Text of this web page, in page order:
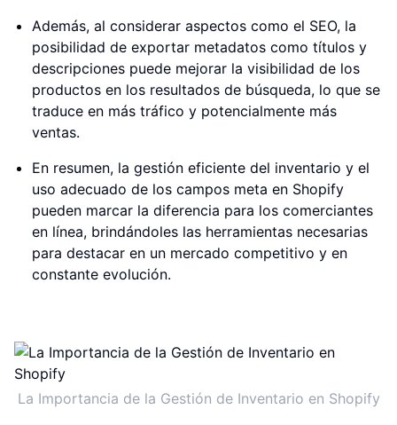
Además, al considerar aspectos como el SEO, la
posibilidad de exportar metadatos como títulos y
descripciones puede mejorar la visibilidad de los
productos en los resultados de búsqueda, lo que se
traduce en más tráfico y potencialmente más
ventas.
En resumen, la gestión eficiente del inventario y el
uso adecuado de los campos meta en Shopify
pueden marcar la diferencia para los comerciantes
en línea, brindándoles las herramientas necesarias
para destacar en un mercado competitivo y en
constante evolución.
La Importancia de la Gestión de Inventario en Shopify